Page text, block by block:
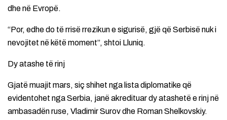
dhe në Evropë.
“Por, edhe do të rrisë rrezikun e sigurisë, gjë që Serbisë nuk i
nevojitet në këtë moment”, shtoi Lluniq.
Dy atashe të rinj
Gjatë muajit mars, siç shihet nga lista diplomatike që
evidentohet nga Serbia, janë akredituar dy atashetë e rinj në
ambasadën ruse, Vladimir Surov dhe Roman Shelkovskiy.